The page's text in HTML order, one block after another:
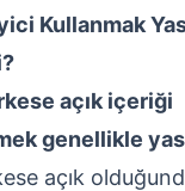
Kullanmak
açık içeriği
genellikle
açık